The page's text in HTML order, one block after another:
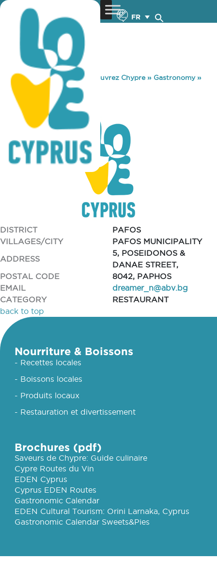
FR
You are here: Home »Découvrez Chypre» Gastronomy»
FELIX (THE)
FELIX (THE)
DISTRICT
PAFOS
VILLAGES/CITY
PAFOS MUNICIPALITY
ADDRESS
5, POSEIDONOS &
DANAE STREET,
POSTAL CODE
8042, PAPHOS
EMAIL
dreamer_n@abv.bg
CATEGORY
RESTAURANT
back to top
Nourriture & Boissons
- Recettes locales
- Boissons locales
- Produits locaux
- Restauration et divertissement
Brochures (pdf)
Saveurs de Chypre: Guide culinaire
Cypre Routes du Vin
EDEN Cyprus
Cyprus EDEN Routes
Gastronomic Calendar
EDEN Cultural Tourism: Orini Larnaka, Cyprus
Gastronomic Calendar Sweets&Pies